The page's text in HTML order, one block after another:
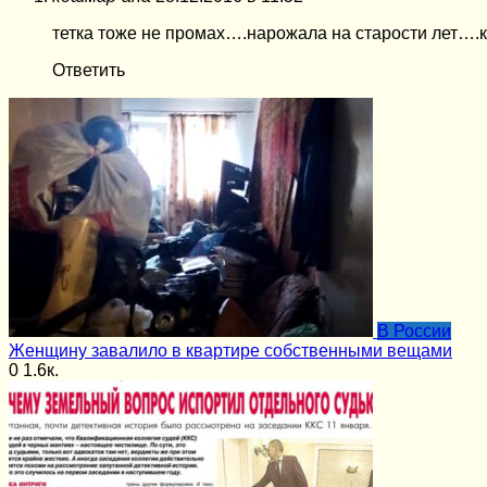
тетка тоже не промах….нарожала на старости
Ответить
В России
Женщину завалило в квартире собственными вещами
0 1.6к.